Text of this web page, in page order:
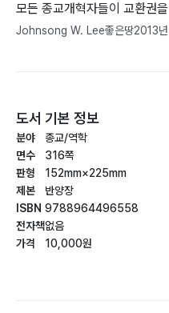
모든 종교개혁자들이 교환권
Johnsong W. Lee좋은땅2013
도서 기본 정보
분야
면수
판형
제본
ISBN
전자책
가격
종교/역학
316쪽
152mm×225mm
반양장
9788964496558
없음
10,000원